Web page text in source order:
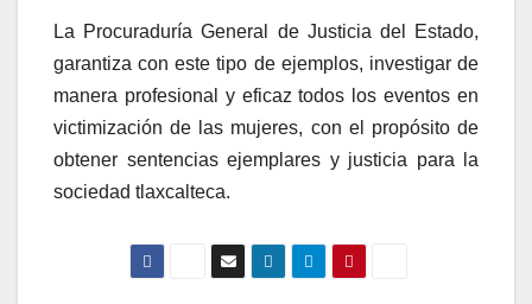
La Procuraduría General de Justicia del Estado,
garantiza con este tipo de ejemplos, investigar de
manera profesional y eficaz todos los eventos en
victimización de las mujeres, con el propósito de
obtener sentencias ejemplares y justicia para la
sociedad tlaxcalteca.